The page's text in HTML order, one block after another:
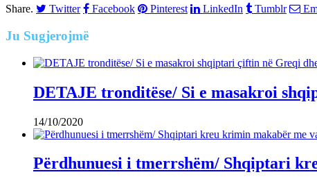
Share.
Twitter Facebook Pinterest LinkedIn Tumblr
Ju Sugjerojmë
DETAJE tronditëse/ Si e masakroi
14/10/2020
Përdhunuesi i tmerrshëm/ Shqiptari